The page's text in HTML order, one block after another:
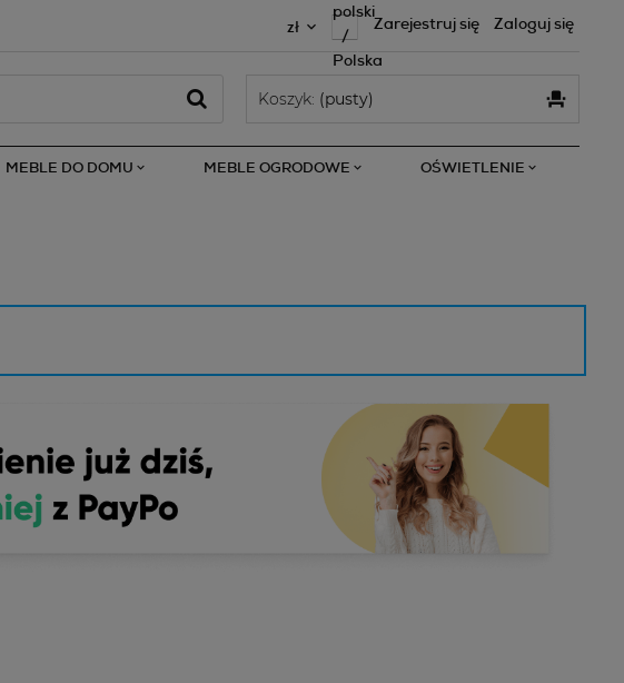
Zarejestruj się Zaloguj się
Koszyk: (pusty)
MEBLE DO DOMU MEBLE OGRODOWE OŚWIETLENIE